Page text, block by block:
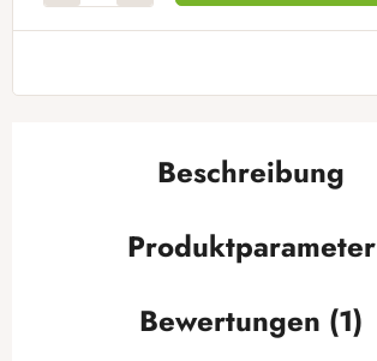
Beschreibung
Produktparameter
Bewertungen (1)